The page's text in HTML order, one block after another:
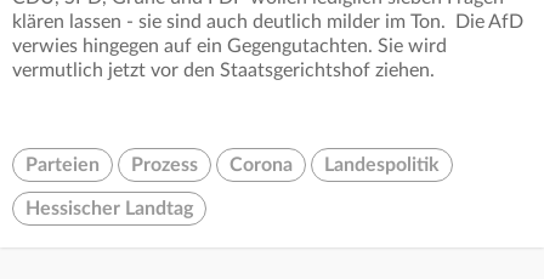
klären lassen - sie sind auch deutlich milder im Ton. Die AfD
verwies hingegen auf ein Gegengutachten. Sie wird
vermutlich jetzt vor den Staatsgerichtshof ziehen.
Parteien Prozess Corona Landespolitik
Hessischer Landtag